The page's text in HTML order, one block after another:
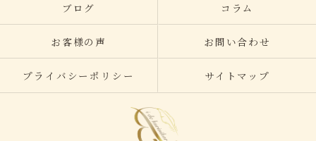
ブログ コラム
お客様の声 お問い合わせ
プライバシーポリシー サイトマップ